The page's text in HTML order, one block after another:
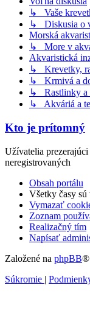
↳ Vaše
↳ Diskusia o
Morská
↳ More v
Akvaristická
↳ Krevetky,
↳ Krmivá a
↳ Rastlinky a
↳ Akváriá a
Kto je prítomný
Užívatelia
neregistrovaných
Obsah portálu
Všetky časy sú
Vymazať
Zoznam
Realizačný tím
Napísať
Založené na phpBB®
Súkromie |